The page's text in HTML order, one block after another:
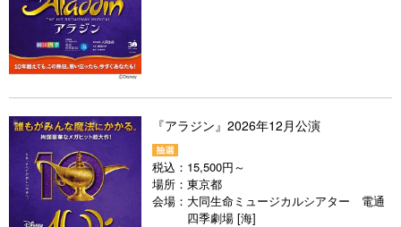
『アラジン』2026年12月公演
税込： 15,500円～
場所： 東京都
会場： 大同生命ミュージカルシアター 電通
四季劇場 [海]